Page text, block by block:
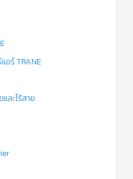
อร์ TRANE
ละไร้สาย